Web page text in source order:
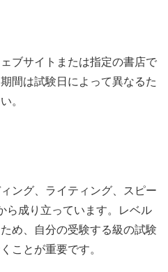
ブサイトまたは指定の書店で
間は試験日によって異なるた
。
ング、ライティング、スピー
ら成り立っています。レベル
め、自分の受験する級の試験
ことが重要です。